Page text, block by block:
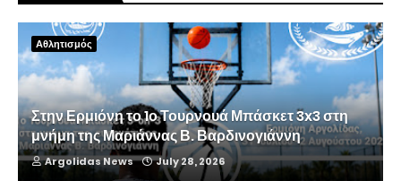
Αθλητισμός
Στην Ερμιόνη το 1ο Τουρνουά Μπάσκετ 3x3 στη
μνήμη της Μαριάννας Β. Βαρδινογιάννη
Argolidas News July 28, 2026